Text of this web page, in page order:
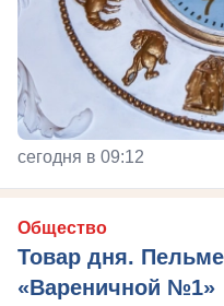
сегодня в 09:12
Общество
Товар дня.
«Вареничной №1»